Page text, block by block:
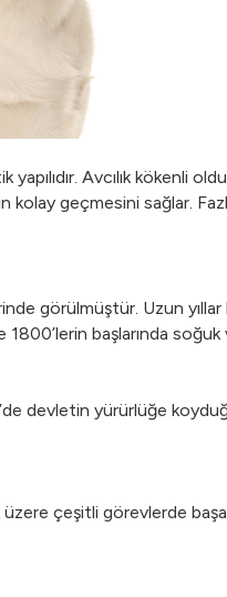
Avcılık kökenli
geçmesini sağlar.
görülmüştür. Uzun
başlarında
devletin yürürlüğe
çeşitli görevlerde